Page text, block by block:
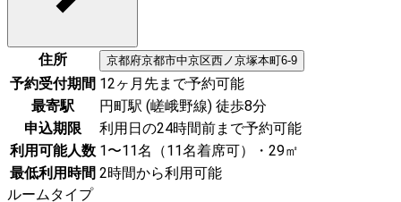
住所 京都府京都市中京区西ノ京塚本町6-9
予約受付期間 12ヶ月先まで予約可能
最寄駅
円町駅 (嵯峨野線) 徒歩8分
申込期限
利用日の24時間前まで予約可能
利用可能人数 1〜11名（11名着席可）・29㎡
最低利用時間 2時間から利用可能
ルームタイプ